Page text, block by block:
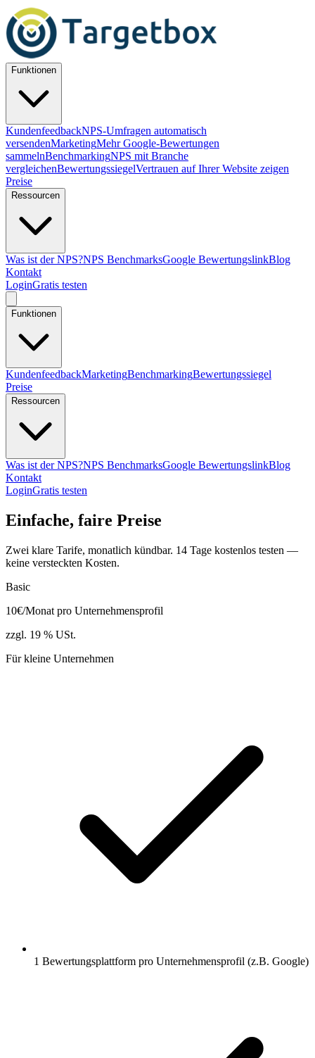
Funktionen
KundenfeedbackNPS-Umfragen automatisch
versendenMarketingMehr Google-Bewertungen
sammelnBenchmarkingNPS mit Branche
vergleichenBewertungssiegelVertrauen auf Ihrer Website zeigen
Preise
Ressourcen
Was ist der NPS?NPS BenchmarksGoogle BewertungslinkBlog
Kontakt
LoginGratis testen
Funktionen
KundenfeedbackMarketingBenchmarkingBewertungssiegel
Preise
Ressourcen
Was ist der NPS?NPS BenchmarksGoogle BewertungslinkBlog
Kontakt
LoginGratis testen
Einfache, faire Preise
Zwei klare Tarife, monatlich kündbar. 14 Tage kostenlos testen —
keine versteckten Kosten.
Basic
10€/Monat pro Unternehmensprofil
zzgl. 19 % USt.
Für kleine Unternehmen
1 Bewertungsplattform pro Unternehmensprofil (z.B. Google)